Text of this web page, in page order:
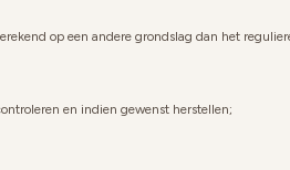
op een andere grondslag dan het
en indien gewenst herstellen;